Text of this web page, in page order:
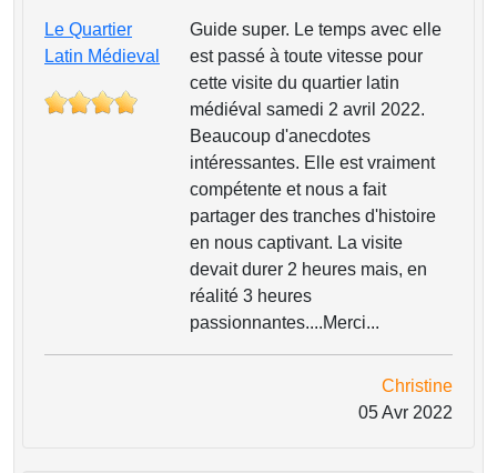
Le Quartier
Latin Médieval
Guide super. Le temps avec elle
est passé à toute vitesse pour
cette visite du quartier latin
médiéval samedi 2 avril 2022.
Beaucoup d'anecdotes
intéressantes. Elle est vraiment
compétente et nous a fait
partager des tranches d'histoire
en nous captivant. La visite
devait durer 2 heures mais, en
réalité 3 heures
passionnantes....Merci...
Christine
05 Avr 2022